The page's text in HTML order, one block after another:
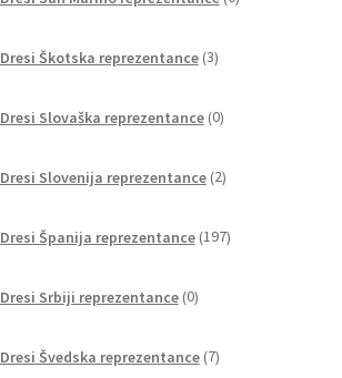
izdelkov
Dresi Škotska reprezentance 3izdelki
Dresi Slovaška reprezentance 0izdelkov
Dresi Slovenija reprezentance 2izdelka
Dresi Španija reprezentance 197izdelkov
Dresi Srbiji reprezentance 0izdelkov
Dresi Švedska reprezentance 7izdelkov